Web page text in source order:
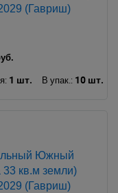
(Гавриш)
1 шт. В упак.: 10 шт.
Южный
33 кв.м земли)
(Гавриш)